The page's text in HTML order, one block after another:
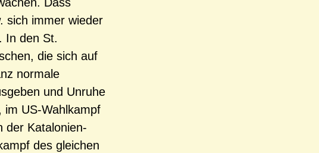
sich immer wieder
In den St.
die sich auf
normale
und Unruhe
im US-Wahlkampf
der Katalonien-
des gleichen